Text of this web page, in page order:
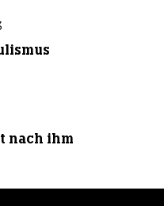
nach ihm